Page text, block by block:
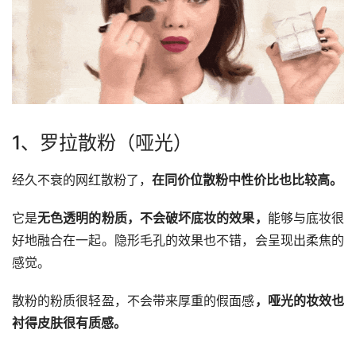
1、罗拉散粉（哑光）
经久不衰的网红散粉了， 在同价位散粉中性价比也比较高。
它是无色透明的粉质，不会破坏底妆的效果， 能够与底妆很
好地融合在一起。隐形毛孔的效果也不错，会呈现出柔焦的
感觉。
散粉的粉质很轻盈，不会带来厚重的假面感，哑光的妆效也
衬得皮肤很有质感。